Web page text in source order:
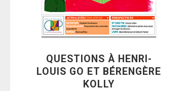
QUESTIONS À HENRI-
LOUIS GO ET BÉRENGÈRE
KOLLY